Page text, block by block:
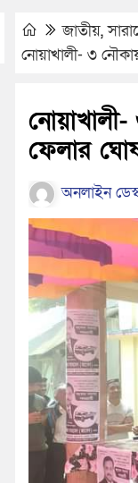
জাতীয়,
নোয়াখালী- ৩
ফেলার
অনলাইন